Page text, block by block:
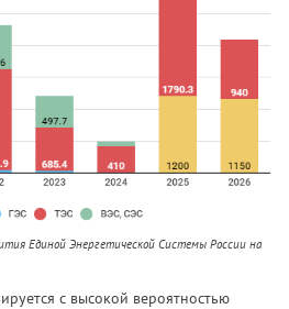
Единой Энергетической Системы России на
с высокой вероятностью